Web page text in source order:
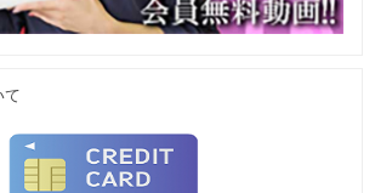
て